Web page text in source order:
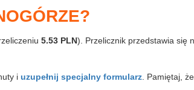
5.53 PLN). Przelicznik przedstawia się
i uzupełnij specjalny formularz . Pamiętaj,